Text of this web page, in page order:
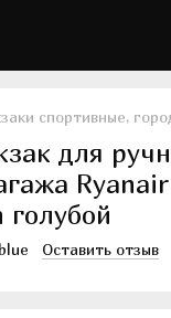
спортивные,
для
Ryanаir
Оставить отзыв